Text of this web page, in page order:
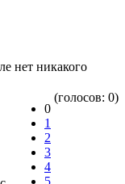
нет никакого
0
1
2
3
4
5
(голосов: 0)